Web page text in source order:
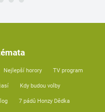
Nejlepší horory TV program
Kdy budou volby
7 pádů Honzy Dědka